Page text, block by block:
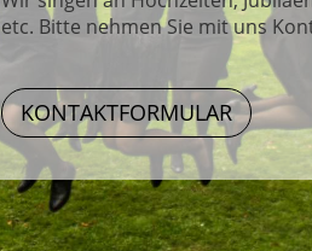
etc. Bitte nehmen Sie mit uns
KONTAKTFORMULAR